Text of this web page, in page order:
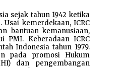
sejak tahun 1942 ketika
kemerdekaan, ICRC
bantuan kemanusiaan,
PMI. Keberadaan ICRC
Indonesia tahun 1979.
pada promosi Hukum
dan pengembangan